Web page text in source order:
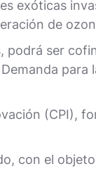
exóticas
de
ser
(CPI),
con el